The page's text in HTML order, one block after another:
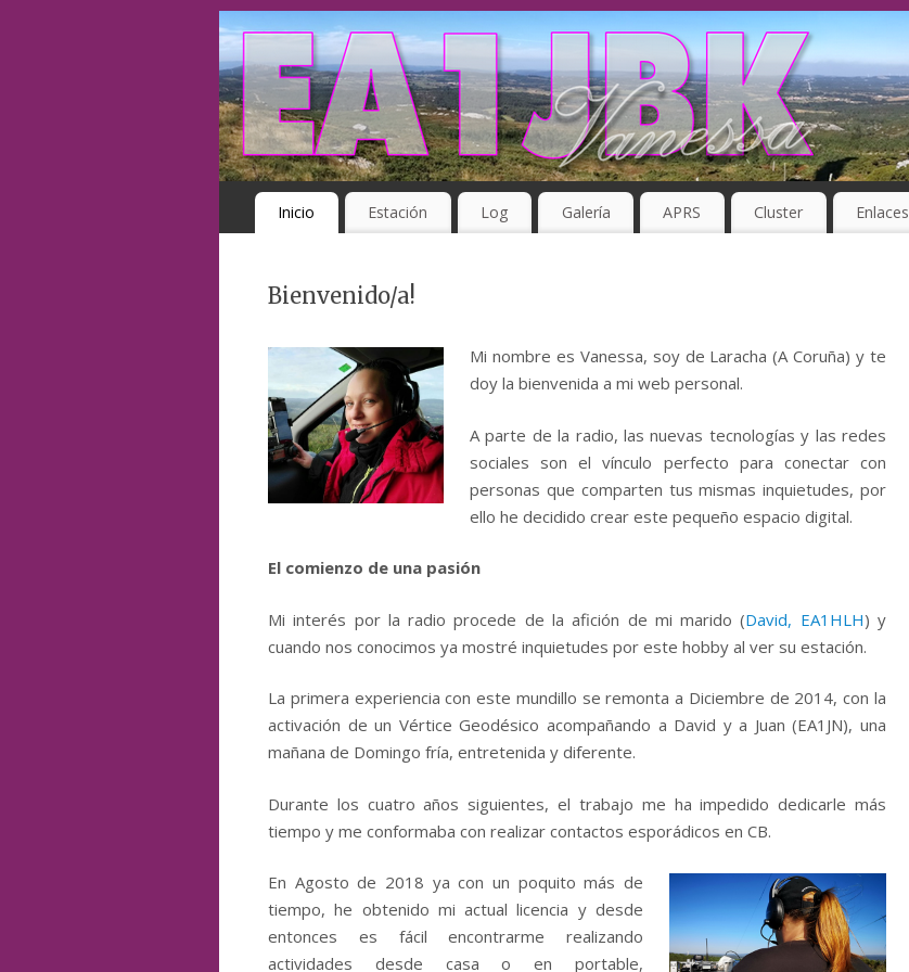
Inicio Estación Log Galería APRS Cluster Enlaces
Bienvenido/a!
Mi nombre es Vanessa, soy de Laracha (A Coruña) y te
doy la bienvenida a mi web personal.
A parte de la radio, las nuevas tecnologías y las redes
sociales son el vínculo perfecto para conectar con
personas que comparten tus mismas inquietudes, por
ello he decidido crear este pequeño espacio digital.
El comienzo de una pasión
Mi interés por la radio procede de la afición de mi marido (David, EA1HLH) y
cuando nos conocimos ya mostré inquietudes por este hobby al ver su estación.
La primera experiencia con este mundillo se remonta a Diciembre de 2014, con la
activación de un Vértice Geodésico acompañando a David y a Juan (EA1JN), una
mañana de Domingo fría, entretenida y diferente.
Durante los cuatro años siguientes, el trabajo me ha impedido dedicarle más
tiempo y me conformaba con realizar contactos esporádicos en CB.
En Agosto de 2018 ya con un poquito más de
tiempo, he obtenido mi actual licencia y desde
entonces es fácil encontrarme realizando
actividades desde casa o en portable,